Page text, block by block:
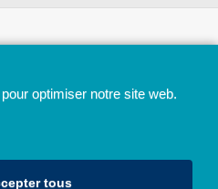
optimiser notre site web.
tous